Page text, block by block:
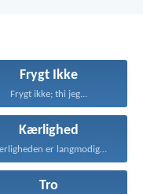
Frygt Ikke
Frygt ikke; thi jeg...
Kærlighed
Kærligheden er langmodig, er...
Tro